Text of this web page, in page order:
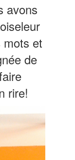
avons
et
de
rire!